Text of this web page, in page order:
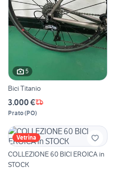
5
Bici Titanio
3.000 €
Prato(PO)
Vetrina
COLLEZIONE 60 BICI EROICA in
STOCK